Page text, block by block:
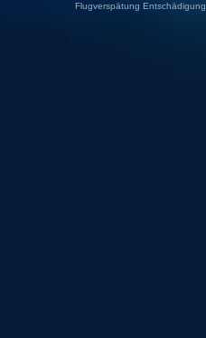
Flugverspätung Entschädigung